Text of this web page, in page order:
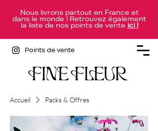
Points de vente
Nous livrons partout en France et
dans le monde ! Retrouvez également
la liste de nos points de vente ici !
Accueil Packs & Offres